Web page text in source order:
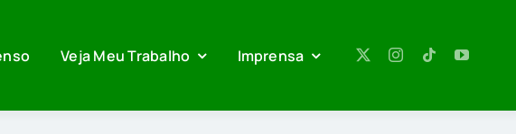
Veja Meu Trabalho Imprensa